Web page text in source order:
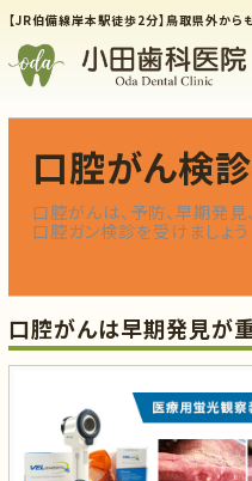
【JR伯備線岸本駅徒歩2分】鳥取県外から
口腔がん検診
口腔がんは、予防、早期発
口腔ガン検診を受けましょう
口腔がんは早期発見が